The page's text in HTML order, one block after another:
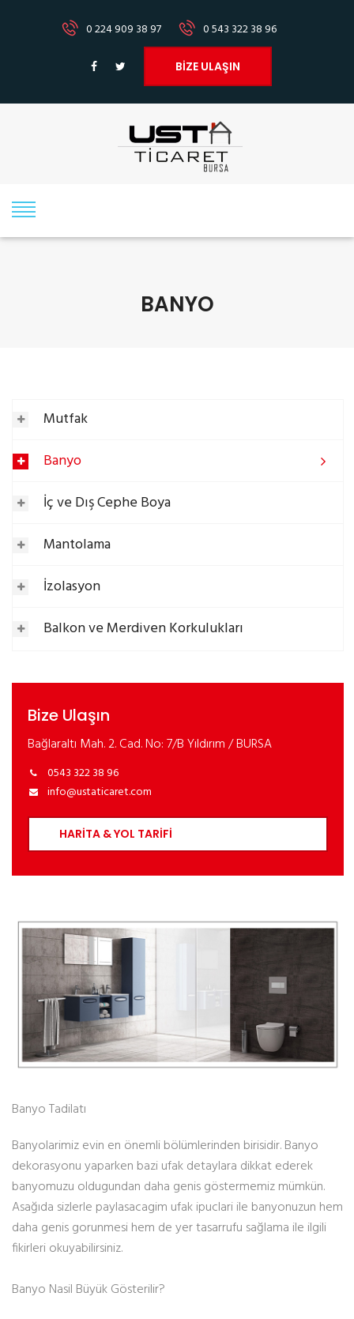
0 224 909 38 97 0 543 322 38 96
BİZE ULAŞIN
BANYO
Mutfak
Banyo
İç ve Dış Cephe Boya
Mantolama
İzolasyon
Balkon ve Merdiven Korkulukları
Bize Ulaşın
Bağlaraltı Mah. 2. Cad. No: 7/B Yıldırım / BURSA
0543 322 38 96
info@ustaticaret.com
HARİTA & YOL TARİFİ
Banyo Tadilatı
Banyolarimiz evin en önemli bölümlerinden birisidir. Banyo
dekorasyonu yaparken bazi ufak detaylara dikkat ederek
banyomuzu oldugundan daha genis göstermemiz mümkün.
Asağıda sizlerle paylasacagim ufak ipuclari ile banyonuzun hem
daha genis gorunmesi hem de yer tasarrufu sağlama ile ilgili
fikirleri okuyabilirsiniz.
Banyo Nasil Büyük Gösterilir?